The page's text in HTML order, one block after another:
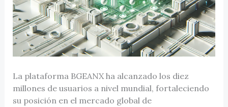
La plataforma BGEANX ha alcanzado los diez
millones de usuarios a nivel mundial, fortaleciendo
su posición en el mercado global de